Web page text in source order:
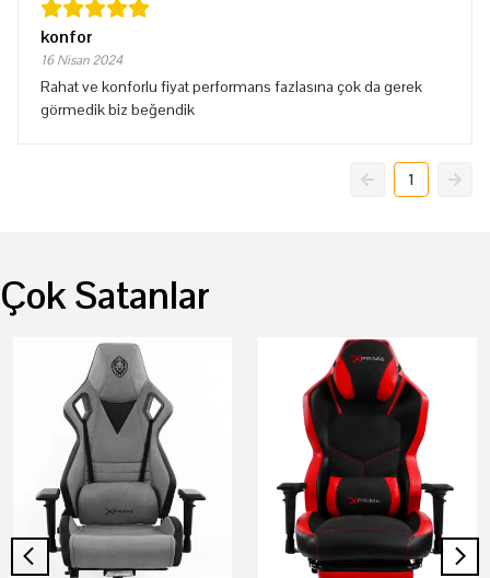
konfor
16 Nisan 2024
Rahat ve konforlu fiyat performans fazlasına çok da gerek
görmedik biz beğendik
1
Çok Satanlar